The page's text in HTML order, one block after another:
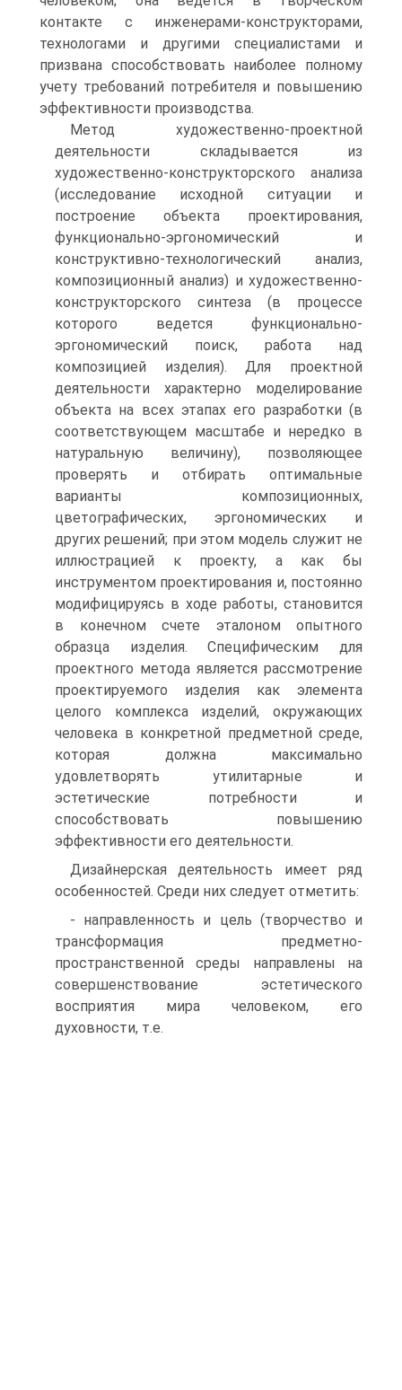
контакте с инженерами-конструкторами,
технологами и другими специалистами и
призвана способствовать наиболее полному
учету требований потребителя и повышению
эффективности производства.
Метод художественно-проектной
деятельности складывается из
художественно-конструкторского анализа
(исследование исходной ситуации и
построение объекта проектирования,
функционально-эргономический и
конструктивно-технологический анализ,
композиционный анализ) и художественно-
конструкторского синтеза (в процессе
которого ведется функционально-
эргономический поиск, работа над
композицией изделия). Для проектной
деятельности характерно моделирование
объекта на всех этапах его разработки (в
соответствующем масштабе и нередко в
натуральную величину), позволяющее
проверять и отбирать оптимальные
варианты композиционных,
цветографических, эргономических и
других решений; при этом модель служит не
иллюстрацией к проекту, а как бы
инструментом проектирования и, постоянно
модифицируясь в ходе работы, становится
в конечном счете эталоном опытного
образца изделия. Специфическим для
проектного метода является рассмотрение
проектируемого изделия как элемента
целого комплекса изделий, окружающих
человека в конкретной предметной среде,
которая должна максимально
удовлетворять утилитарные и
эстетические потребности и
способствовать повышению
эффективности его деятельности.
Дизайнерская деятельность имеет ряд
особенностей. Среди них следует отметить:
- направленность и цель (творчество и
трансформация предметно-
пространственной среды направлены на
совершенствование эстетического
восприятия мира человеком, его
духовности, т.е.